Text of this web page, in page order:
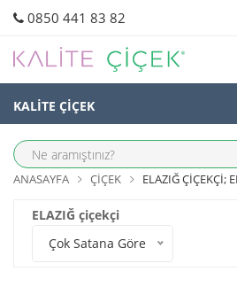
0850 441 83 82
KALİTE ÇİÇEK
ANASAYFA ÇIÇEK ELAZIĞ ÇIÇEKÇI;
ELAZIĞ çiçekçi
Çok Satana Göre